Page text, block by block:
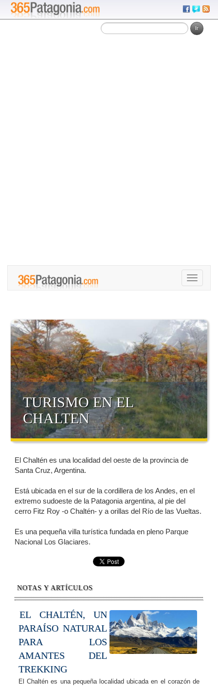
Toggle
TURISMO EN EL
CHALTEN
El Chaltén es una localidad del oeste de la provincia de
Santa Cruz, Argentina.
Está ubicada en el sur de la cordillera de los Andes, en el
extremo sudoeste de la Patagonia argentina, al pie del
cerro Fitz Roy -o Chaltén- y a orillas del Río de las Vueltas.
Es una pequeña villa turística fundada en pleno Parque
Nacional Los Glaciares.
NOTAS Y ARTÍCULOS
EL CHALTÉN, UN
PARAÍSO NATURAL
PARA LOS
AMANTES DEL
TREKKING
El Chaltén es una pequeña localidad ubicada en el corazón de